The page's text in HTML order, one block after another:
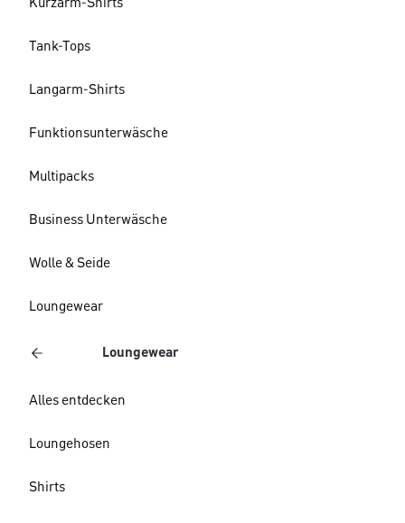
Kurzarm-Shirts
Tank-Tops
Langarm-Shirts
Funktionsunterwäsche
Multipacks
Business Unterwäsche
Wolle & Seide
Loungewear
Loungewear
Alles entdecken
Loungehosen
Shirts